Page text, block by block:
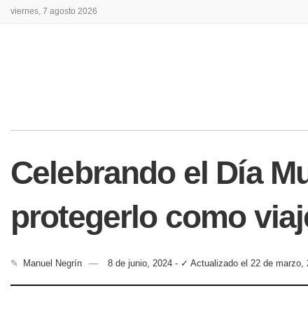
viernes, 7 agosto 2026
Celebrando el Día
protegerlo como
✎ Manuel Negrín 8 de junio, 2024 - ✓ Actualizado el 22 de marzo,